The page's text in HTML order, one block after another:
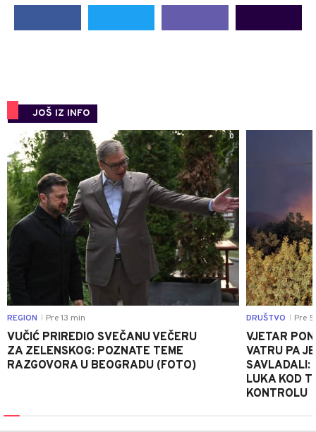
JOŠ IZ INFO
0
REGION Pre 13 min
VUČIĆ PRIREDIO SVEČANU VEČERU
ZA ZELENSKOG: POZNATE TEME
RAZGOVORA U BEOGRADU (FOTO)
DRUŠTVO Pre
VJETAR
VATRU PA
SAVLADALI:
LUKA KOD
KONTROLU